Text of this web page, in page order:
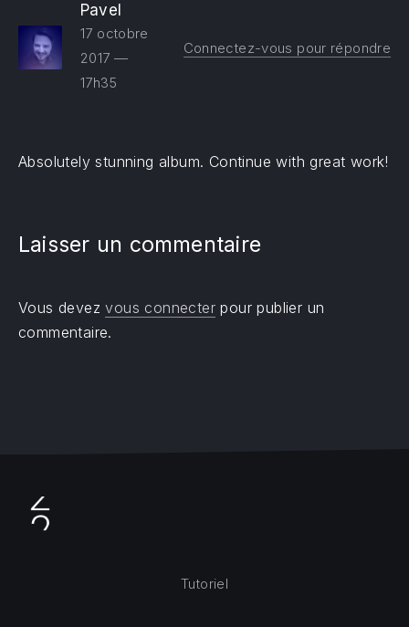
Pavel
17 octobre
2017 —
17h35
Connectez-vous pour répondre
Absolutely stunning album. Continue with great work!
Laisser un commentaire
Vous devezvous connecter pour publier un
commentaire.
Tutoriel